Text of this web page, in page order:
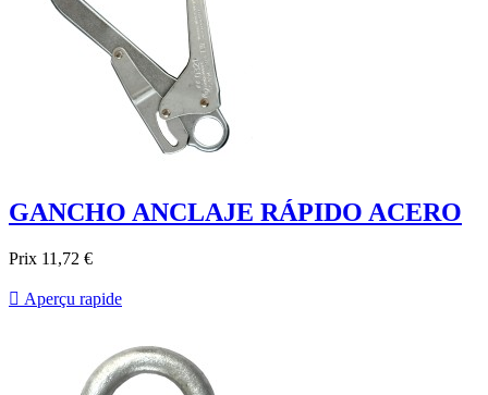
GANCHO ANCLAJE RÁPIDO ACERO
Prix 11,72 €
 Aperçu rapide